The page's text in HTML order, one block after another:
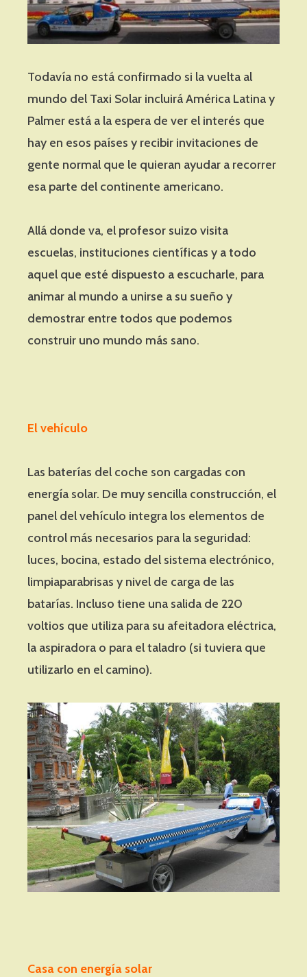
Todavía no está confirmado si la vuelta al
mundo del Taxi Solar incluirá América Latina y
Palmer está a la espera de ver el interés que
hay en esos países y recibir invitaciones de
gente normal que le quieran ayudar a recorrer
esa parte del continente americano.
Allá donde va, el profesor suizo visita
escuelas, instituciones científicas y a todo
aquel que esté dispuesto a escucharle, para
animar al mundo a unirse a su sueño y
demostrar entre todos que podemos
construir uno mundo más sano.
El vehículo
Las baterías del coche son cargadas con
energía solar. De muy sencilla construcción, el
panel del vehículo integra los elementos de
control más necesarios para la seguridad:
luces, bocina, estado del sistema electrónico,
limpiaparabrisas y nivel de carga de las
batarías. Incluso tiene una salida de 220
voltios que utiliza para su afeitadora eléctrica,
la aspiradora o para el taladro (si tuviera que
utilizarlo en el camino).
Casa con energía solar